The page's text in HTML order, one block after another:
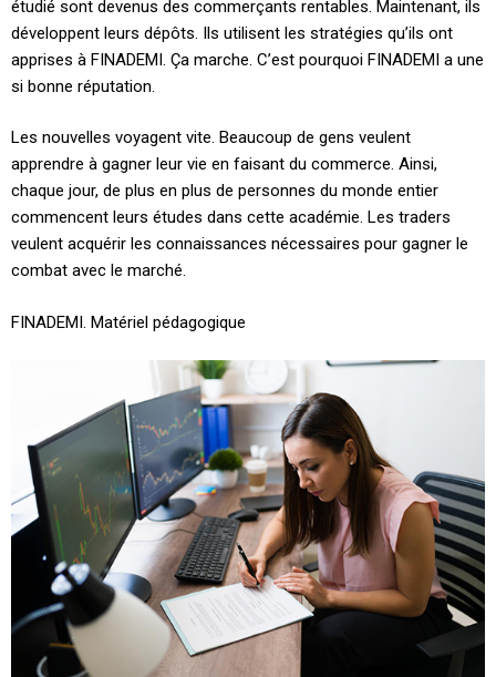
étudié sont devenus des commerçants rentables. Maintenant, ils
développent leurs dépôts. Ils utilisent les stratégies qu’ils ont
apprises à FINADEMI. Ça marche. C’est pourquoi FINADEMI a une
si bonne réputation.
Les nouvelles voyagent vite. Beaucoup de gens veulent
apprendre à gagner leur vie en faisant du commerce. Ainsi,
chaque jour, de plus en plus de personnes du monde entier
commencent leurs études dans cette académie. Les traders
veulent acquérir les connaissances nécessaires pour gagner le
combat avec le marché.
FINADEMI. Matériel pédagogique